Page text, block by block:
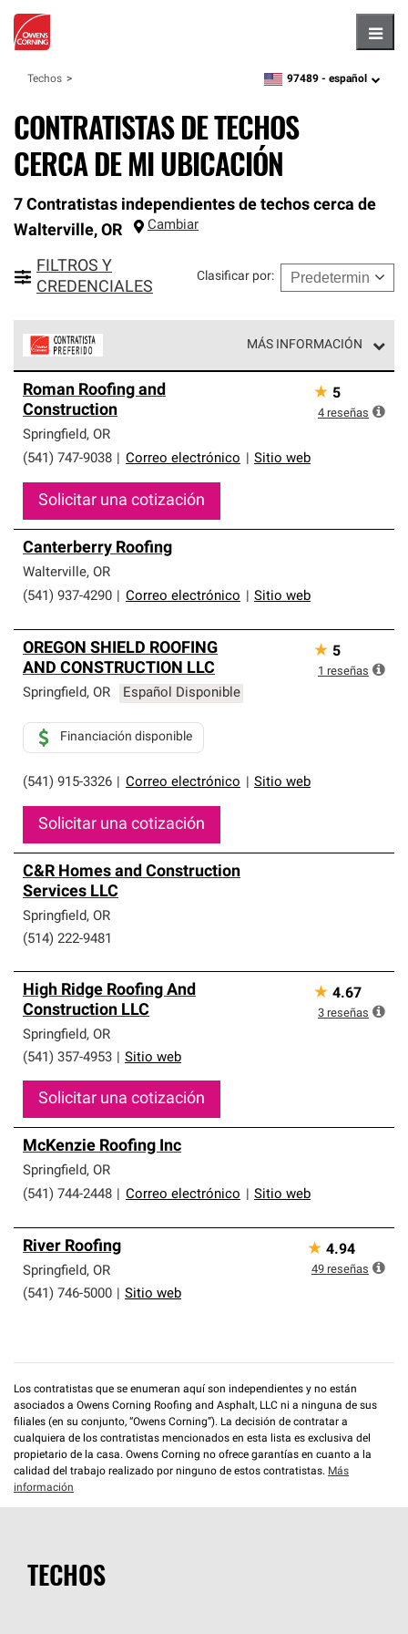
Techos zipcode,language
97489 - español
CONTRATISTAS DE TECHOS
CERCA DE MI UBICACIÓN
7 Contratistas independientes de techos cerca de
Walterville, OR Cambiar
FILTROS Y
CREDENCIALES
Clasificar por:
MÁS INFORMACIÓN
parte de una red exclusiva de profesionales de techos
que cumplen con altos estándares y requisitos estrictos
de profesionalismo y confiabilidad.
Roman Roofing and
Construction
Springfield, OR
(541) 747-9038
Correo electrónico Sitio web
Solicitar una cotización
★ 5
4 reseñas
Canterberry Roofing
Walterville, OR
(541) 937-4290
Correo electrónico Sitio web
OREGON SHIELD ROOFING
AND CONSTRUCTION LLC
Springfield, OR Español Disponible
(541) 915-3326 Correo electrónico Sitio web
Financiación disponible
Solicitar una cotización
★ 5
1 reseñas
C&R Homes and Construction
Services LLC
Springfield, OR
(514) 222-9481
High Ridge Roofing And
Construction LLC
Springfield, OR
(541) 357-4953
Sitio web
Solicitar una cotización
★ 4.67
3 reseñas
McKenzie Roofing Inc
Springfield, OR
(541) 744-2448
Correo electrónico Sitio web
River Roofing
Springfield, OR
(541) 746-5000
Sitio web
★ 4.94
49 reseñas
Los contratistas que se enumeran aquí son independientes y no están
asociados a Owens Corning Roofing and Asphalt, LLC ni a ninguna de sus
filiales (en su conjunto, “Owens Corning”). La decisión de contratar a
cualquiera de los contratistas mencionados en esta lista es exclusiva del
propietario de la casa. Owens Corning no ofrece garantías en cuanto a la
calidad del trabajo realizado por ninguno de estos contratistas. Más
información
TECHOS